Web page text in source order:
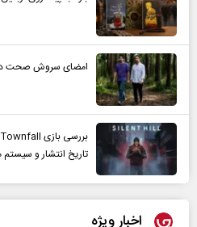
امضای سروش صحت در
تاریخ انتشار و سیستم
اخبار ویژه